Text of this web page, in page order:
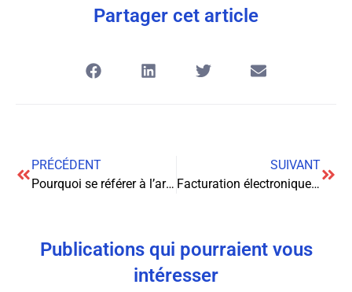
Partager cet article
PRÉCÉDENT
Pourquoi se référer à l’article 271 du code civil dans vos contrats
SUIVANT
Facturation électronique : quels avantages pour les PME et indépendants ?
Publications qui pourraient vous
intéresser